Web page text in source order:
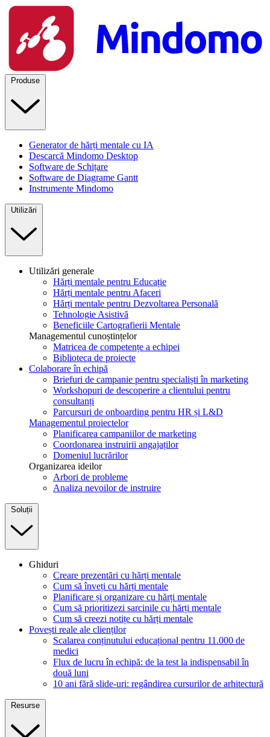
Produse
Generator de hărți mentale cu IA
Descarcă Mindomo Desktop
Software de Schițare
Software de Diagrame Gantt
Instrumente Mindomo
Utilizări
Utilizări generale
Hărți mentale pentru Educație
Hărți mentale pentru Afaceri
Hărți mentale pentru Dezvoltarea Personală
Tehnologie Asistivă
Beneficiile Cartografierii Mentale
Managementul cunoștințelor
Matricea de competențe a echipei
Biblioteca de proiecte
Colaborare în echipă
Briefuri de campanie pentru specialiști în marketing
Workshopuri de descoperire a clientului pentru
consultanți
Parcursuri de onboarding pentru HR și L&D
Managementul proiectelor
Planificarea campaniilor de marketing
Coordonarea instruirii angajaților
Domeniul lucrărilor
Organizarea ideilor
Arbori de probleme
Analiza nevoilor de instruire
Soluții
Ghiduri
Creare prezentări cu hărți mentale
Cum să înveți cu hărți mentale
Planificare și organizare cu hărți mentale
Cum să prioritizezi sarcinile cu hărți mentale
Cum să creezi notițe cu hărți mentale
Povești reale ale clienților
Scalarea conținutului educațional pentru 11.000 de
medici
Flux de lucru în echipă: de la test la indispensabil în
două luni
10 ani fără slide-uri: regândirea cursurilor de arhitectură
Resurse